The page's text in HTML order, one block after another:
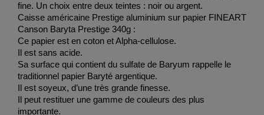
fine. Un choix entre deux teintes : noir ou argent.
Caisse américaine Prestige aluminium sur papier FINEART
Canson Baryta Prestige 340g :
Ce papier est en coton et Alpha-cellulose.
Il est sans acide.
Sa surface qui contient du sulfate de Baryum rappelle le
traditionnel papier Baryté argentique.
Il est soyeux, d’une très grande finesse.
Il peut restituer une gamme de couleurs des plus
importante.